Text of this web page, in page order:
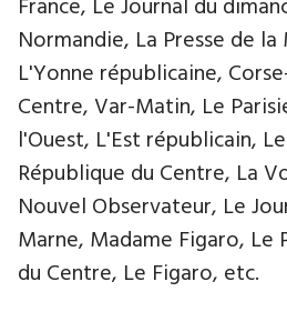
France, Le Journal du
Normandie, La Presse de
L'Yonne républicaine,
Centre, Var-Matin, Le
l'Ouest, L'Est républicain,
République du Centre, La
Nouvel Observateur, Le
Marne, Madame Figaro, Le
du Centre, Le Figaro, etc.